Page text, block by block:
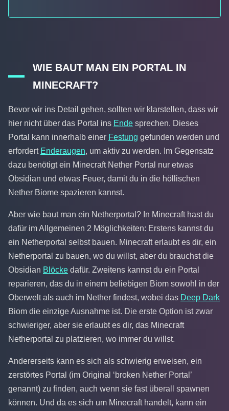
WIE BAUT MAN EIN PORTAL IN
MINECRAFT?
Bevor wir ins Detail gehen, sollten wir klarstellen, dass wir
hier nicht über das Portal ins Ende sprechen. Dieses
Portal kann innerhalb einer Festung gefunden werden und
erfordert Enderaugen, um aktiv zu werden. Im Gegensatz
dazu benötigt ein Minecraft Nether Portal nur etwas
Obsidian und etwas Feuer, damit du in die höllischen
Nether Biome spazieren kannst.
Aber wie baut man ein Netherportal? In Minecraft hast du
dafür im Allgemeinen 2 Möglichkeiten: Erstens kannst du
ein Netherportal selbst bauen. Minecraft erlaubt es dir, ein
Netherportal zu bauen, wo du willst, aber du brauchst die
Obsidian Blöcke dafür. Zweitens kannst du ein Portal
reparieren, das du in einem beliebigen Biom sowohl in der
Oberwelt als auch im Nether findest, wobei das Deep Dark
Biom die einzige Ausnahme ist. Die erste Option ist zwar
schwieriger, aber sie erlaubt es dir, das Minecraft
Netherportal zu platzieren, wo immer du willst.
Andererseits kann es sich als schwierig erweisen, ein
zerstörtes Portal (im Original ‘broken Nether Portal’
genannt) zu finden, auch wenn sie fast überall spawnen
können. Und da es sich um Minecraft handelt, kann ein